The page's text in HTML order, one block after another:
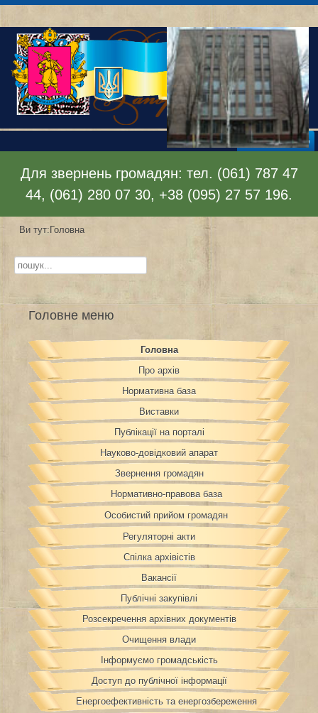
Відкрити меню
Для звернень громадян: тел. (061) 787 47
44, (061) 280 07 30, +38 (095) 27 57 196.
Ви тут:Головна
Пошук...
Головне меню
Головна
Про архів
Нормативна база
Виставки
Публікації на порталі
Науково-довідковий апарат
Звернення громадян
Нормативно-правова база
Особистий прийом громадян
Регуляторні акти
Спілка архівістів
Вакансії
Публічні закупівлі
Розсекречення архівних документів
Очищення влади
Інформуємо громадськість
Доступ до публічної інформації
Енергоефективність та енергозбереження